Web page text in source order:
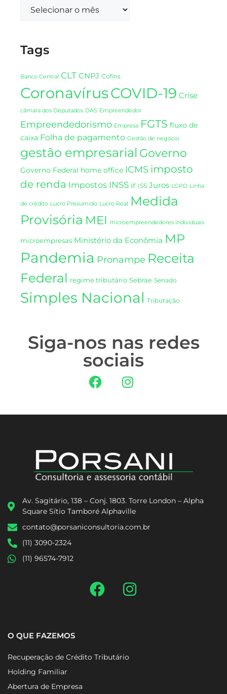
Tags
Banco Central CLT CNPJ Cofins
CoronavírusCOVID-19 Crise
câmara dos Deputados DAS Empreendedor
Empreendedorismo Empresa FGTS fluxo de
caixa Folha de pagamento Gestão de negócio
gestão empresarial Governo
Governo Federal home office ICMS imposto
de renda Impostos INSS ir ISS Juros LGPD Linha
de crédito Lucro Presumido Lucro Real
Medida
Provisória MEI microempreendedores individuais
microempresas Ministério da Econômia MP
Pandemia Pronampe Receita
Federal regime tributário Sebrae Senado
Simples Nacional Tributação
Siga-nos nas redes
sociais
Av. Sagitário, 138 – Conj. 1803. Torre London – Alpha
Square Sítio Tamboré Alphaville
contato@porsaniconsultoria.com.br
(11) 3090-2324
(11) 96574-7912
O QUE FAZEMOS
Recuperação de Crédito Tributário
Holding Familiar
Abertura de Empresa